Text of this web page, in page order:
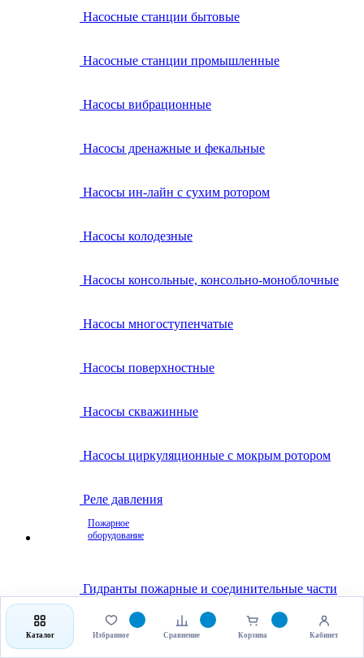
Насосные станции бытовые
Насосные станции промышленные
Насосы вибрационные
Насосы дренажные и фекальные
Насосы ин-лайн с сухим ротором
Насосы колодезные
Насосы консольные, консольно-моноблочные
Насосы многоступенчатые
Насосы поверхностные
Насосы скважинные
Насосы циркуляционные с мокрым ротором
Реле давления
Пожарное
оборудование
Гидранты пожарные и соединительные части
Клапаны пожарные
Каталог Избранное Сравнение Корзина Кабинет